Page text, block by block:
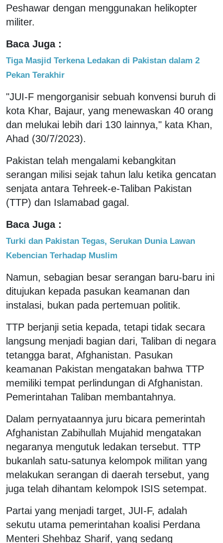
Peshawar dengan menggunakan helikopter
militer.
Baca Juga :
Tiga Masjid Terkena Ledakan di Pakistan dalam 2
Pekan Terakhir
"JUI-F mengorganisir sebuah konvensi buruh di
kota Khar, Bajaur, yang menewaskan 40 orang
dan melukai lebih dari 130 lainnya," kata Khan,
Ahad (30/7/2023).
Pakistan telah mengalami kebangkitan
serangan milisi sejak tahun lalu ketika gencatan
senjata antara Tehreek-e-Taliban Pakistan
(TTP) dan Islamabad gagal.
Baca Juga :
Turki dan Pakistan Tegas, Serukan Dunia Lawan
Kebencian Terhadap Muslim
Namun, sebagian besar serangan baru-baru ini
ditujukan kepada pasukan keamanan dan
instalasi, bukan pada pertemuan politik.
TTP berjanji setia kepada, tetapi tidak secara
langsung menjadi bagian dari, Taliban di negara
tetangga barat, Afghanistan. Pasukan
keamanan Pakistan mengatakan bahwa TTP
memiliki tempat perlindungan di Afghanistan.
Pemerintahan Taliban membantahnya.
Dalam pernyataannya juru bicara pemerintah
Afghanistan Zabihullah Mujahid mengatakan
negaranya mengutuk ledakan tersebut. TTP
bukanlah satu-satunya kelompok militan yang
melakukan serangan di daerah tersebut, yang
juga telah dihantam kelompok ISIS setempat.
Partai yang menjadi target, JUI-F, adalah
sekutu utama pemerintahan koalisi Perdana
Menteri Shehbaz Sharif, yang sedang